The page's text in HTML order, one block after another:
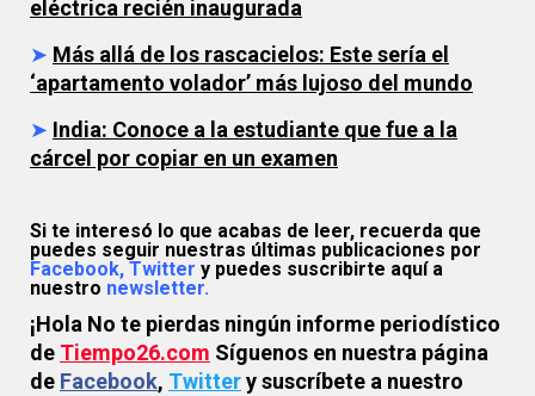
eléctrica recién inaugurada
➤ Más allá de los rascacielos: Este sería el
‘apartamento volador’ más lujoso del mundo
➤ India: Conoce a la estudiante que fue a la
cárcel por copiar en un examen
Si te interesó lo que acabas de leer, recuerda que
puedes seguir nuestras últimas publicaciones por
Facebook, Twitter y puedes suscribirte aquí a
nuestro newsletter.
¡Hola No te pierdas ningún informe periodístico
de Tiempo26.com Síguenos en nuestra página
de Facebook, Twittery suscríbete a nuestro